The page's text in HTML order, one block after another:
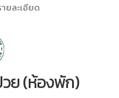
ายละเอียด
ย (ห้องพัก)